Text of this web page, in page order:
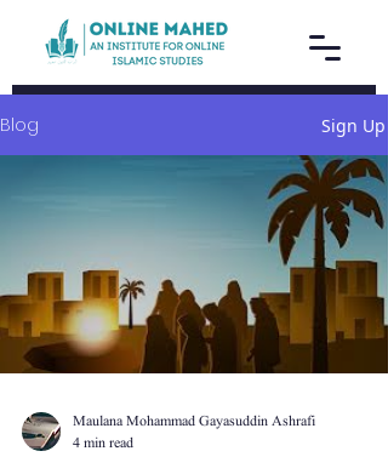
Blog Sign Up
Maulana Mohammad Gayasuddin Ashrafi
4 min read